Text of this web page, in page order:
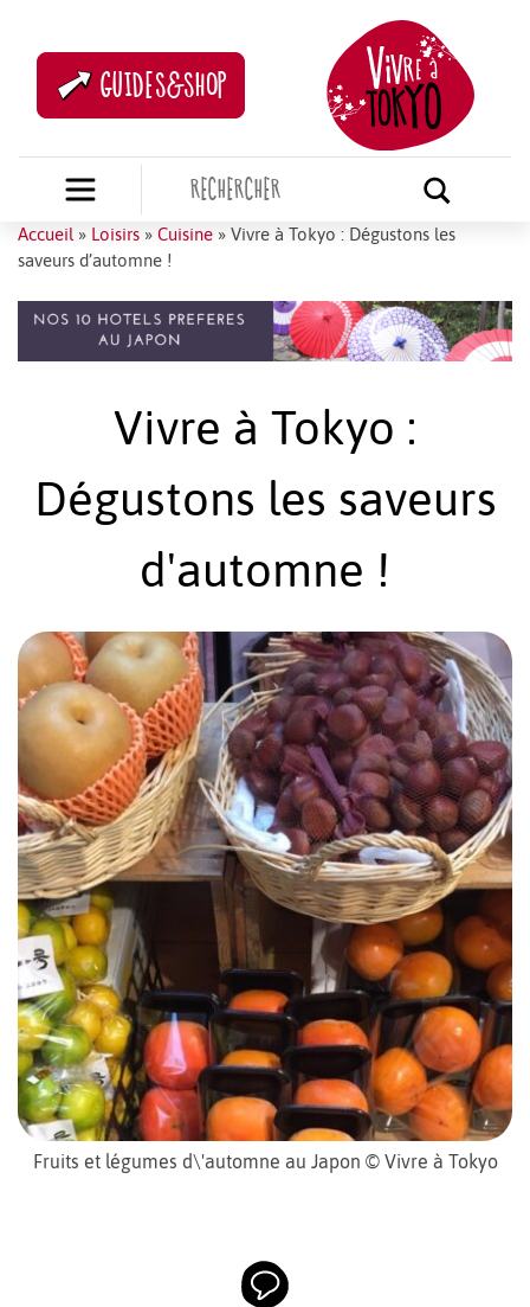
GUIDES&SHOP
Accueil » Loisirs » Cuisine » Vivre à Tokyo : Dégustons les
saveurs d’automne !
Vivre à Tokyo :
Dégustons les saveurs
d'automne !
Fruits et légumes d\'automne au Japon © Vivre à Tokyo